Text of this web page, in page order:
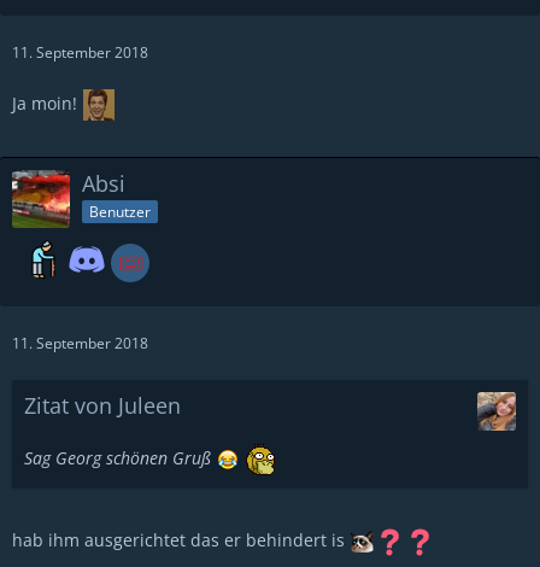
11. September 2018
Ja moin!
Absi
Benutzer
11. September 2018
Zitat von Juleen
Sag Georg schönen Gruß
hab ihm ausgerichtet das er behindert is